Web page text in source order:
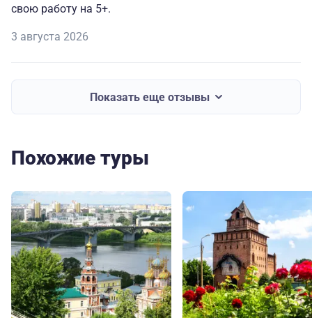
свою работу на 5+.
3 августа 2026
Показать еще отзывы
Похожие туры